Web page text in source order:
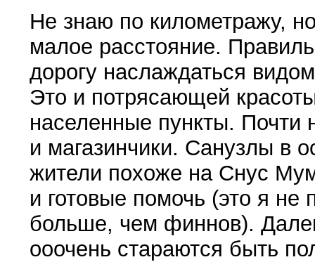
Не знаю по километражу,
малое расстояние.
дорогу наслаждаться
Это и потрясающей
населенные пункты. Почти
и магазинчики. Санузлы в
жители похоже на Снус
и готовые помочь (это я не
больше, чем финнов).
ооочень стараются быть